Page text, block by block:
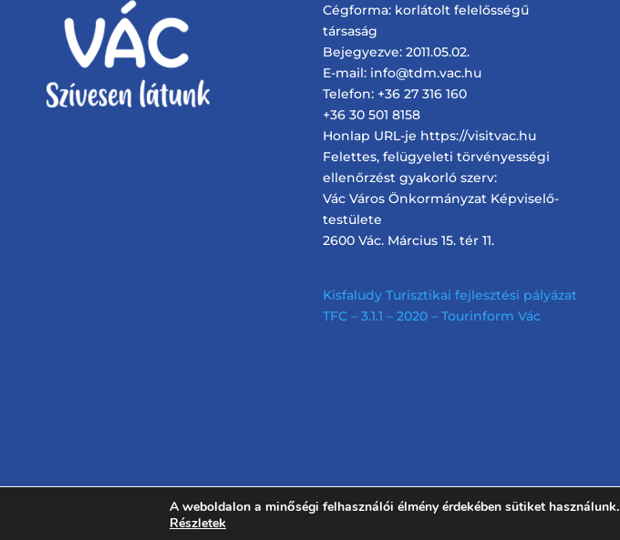
Cégforma: korlátolt felelősségű
társaság
Bejegyezve: 2011.05.02.
E-mail: info@tdm.vac.hu
Telefon: +36 27 316 160
+36 30 501 8158
Honlap URL-je https://visitvac.hu
Felettes, felügyeleti törvényességi
ellenőrzést gyakorló szerv:
Vác Város Önkormányzat Képviselő-
testülete
2600 Vác. Március 15. tér 11.
Kisfaludy Turisztikai fejlesztési pályázat
TFC – 3.1.1 – 2020 – Tourinform Vác
A weboldalon a minőségi felhasználói élmény érdekében sütiket használunk.
Részletek